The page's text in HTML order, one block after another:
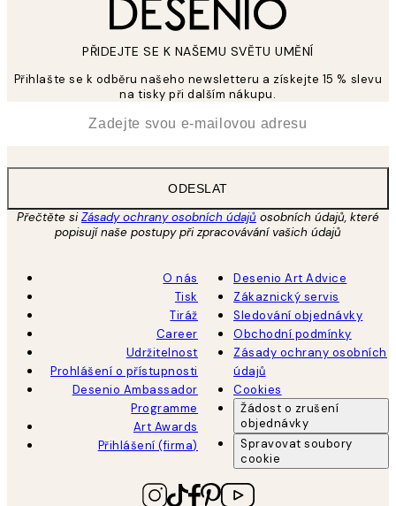
PŘIDEJTE SE K NAŠEMU SVĚTU UMĚNÍ
Přihlašte se k odběru našeho newsletteru a získejte 15 % slevu
na tisky při dalším nákupu.
ODESLAT
Přečtěte siZásady ochrany osobních údajů osobních údajů, které
popisují naše postupy při zpracovávání vašich údajů
O nás
Tisk
Tiráž
Career
Udržitelnost
Prohlášení o přístupnosti
Desenio Ambassador
Programme
Art Awards
Přihlášení (firma)
Desenio Art Advice
Zákaznický servis
Sledování objednávky
Obchodní podmínky
Zásady ochrany osobních
údajů
Cookies
Žádost o zrušení
objednávky
Spravovat soubory
cookie